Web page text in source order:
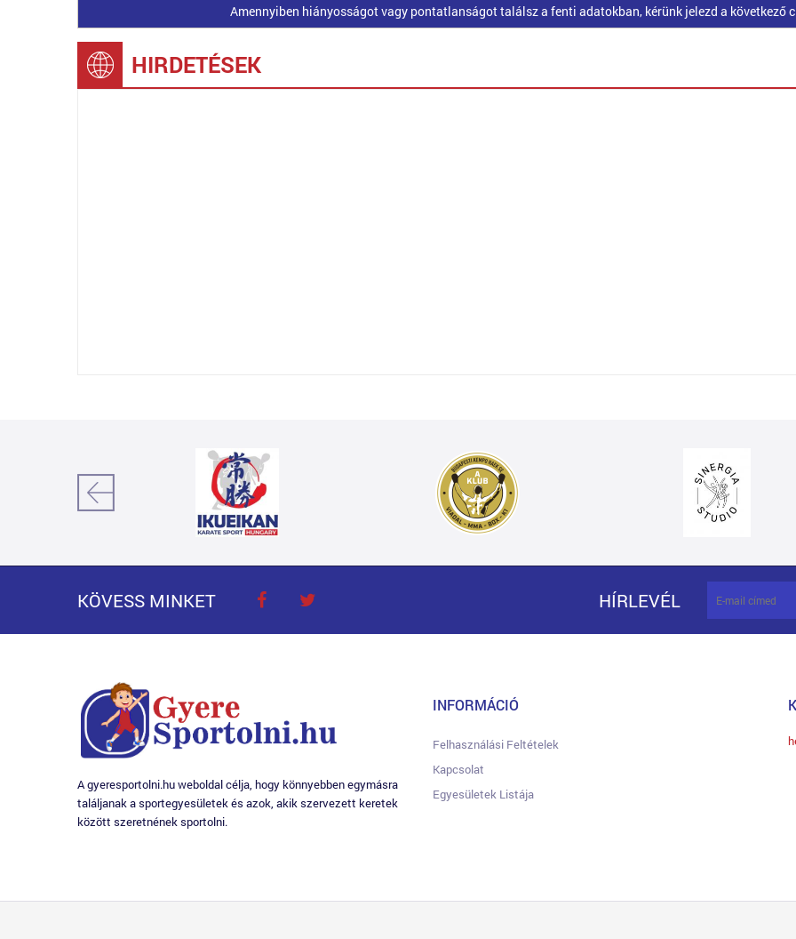
Amennyiben hiányosságot vagy pontatlanságot találsz a fenti adatokban, kérünk jelezd a következő
HIRDETÉSEK
KÖVESS MINKET HÍRLEVÉL
A gyeresportolni.hu weboldal célja, hogy könnyebben egymásra
találjanak a sportegyesületek és azok, akik szervezett keretek
között szeretnének sportolni.
INFORMÁCIÓ
Felhasználási Feltételek
Kapcsolat
Egyesületek Listája